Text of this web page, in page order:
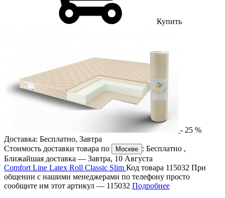
Купить
- 25 %
Доставка: Бесплатно, Завтра
Стоимость доставки товара по
Москве : Бесплатно ,
Ближайшая доставка — Завтра, 10 Августа
Comfort Line Latex Roll Classic Slim Код товара 115032 При
общении с нашими менеджерами по телефону просто
сообщите им этот артикул — 115032 Подробнее